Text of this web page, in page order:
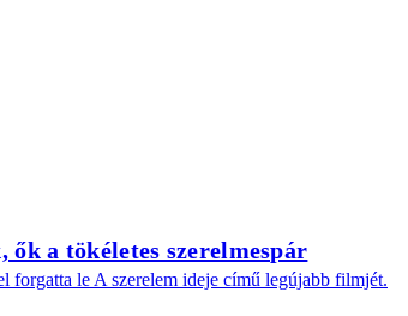
a tökéletes szerelmespár
forgatta le A szerelem ideje című legújabb filmjét.